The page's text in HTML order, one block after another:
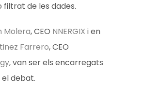
filtrat de les dades.
Molera, CEO NNERGIX i en
Farrero, CEO
, van ser els encarregats
debat.